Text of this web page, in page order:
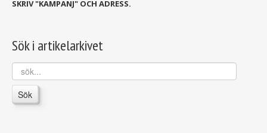
SKRIV "KAMPANJ" OCH ADRESS.
Sök i artikelarkivet
sök...
Sök